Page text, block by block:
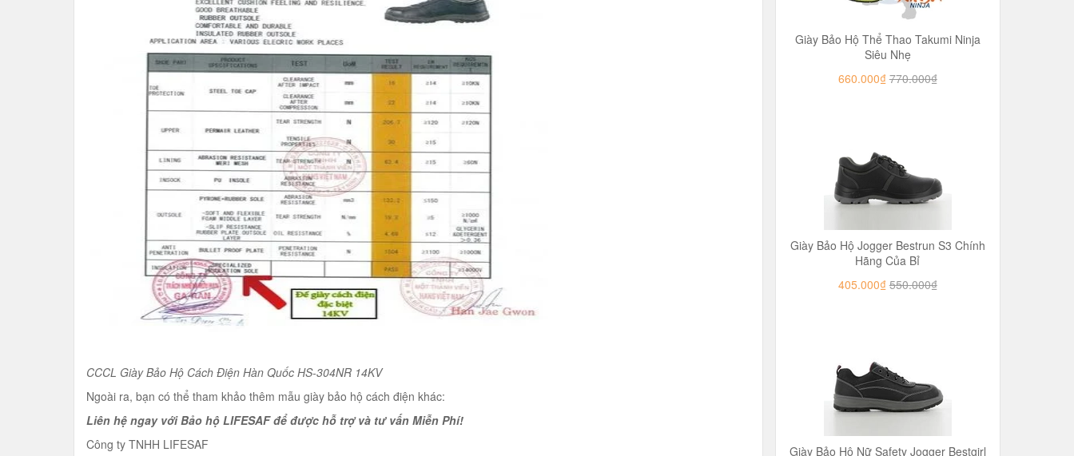
CCCL Giày Bảo Hộ Cách Điện Hàn Quốc HS-304NR 14KV
Ngoài ra, bạn có thể tham khảo thêm mẫu giày bảo hộ cách điện khác:
Liên hệ ngay với Bảo hộ LIFESAF để được hỗ trợ và tư vấn Miễn Phí!
Công ty TNHH LIFESAF
Giày Bảo Hộ Thể Thao Takumi Ninja
Siêu Nhẹ
660.000₫ 770.000₫
Giày Bảo Hộ Jogger Bestrun S3 Chính
Hãng Của Bỉ
405.000₫ 550.000₫
Giày Bảo Hộ Nữ Safety Jogger Bestgirl